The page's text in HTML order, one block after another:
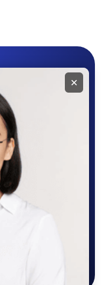
Play –
мобильном
✕